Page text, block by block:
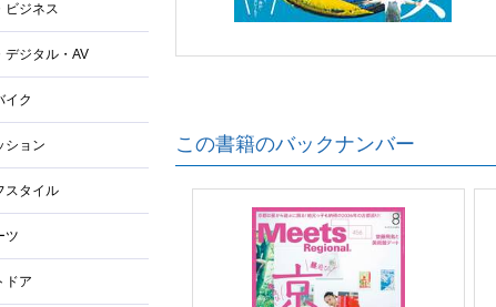
ビジネス
デジタル・AV
イク
ション
スタイル
ツ
ドア
この書籍のバックナンバー